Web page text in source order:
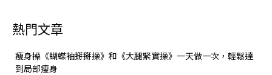
熱門文章
瘦身操《蝴蝶袖掰掰操》和《大腿緊實操》一天做一次，輕鬆達
到局部痩身